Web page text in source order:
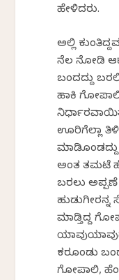
ಹೇಳಿದರು.
ಅಲ್ಲಿ
ನೆಲ ನೋಡಿ
ಬಂದದ್ದು
ಹಾಕಿ
ಊರಿಗೆಲ್ಲಾ
ಅಂತ ತಮಟೆ
ಬರಲು ಅಪ್ಪಣೆ
ಹುಡುಗೀರನ್ನ
ಮಾಡ್ತಿದ್ದ
ಕರಕೊಂಡು
ಗೋಪಾಲಿ,